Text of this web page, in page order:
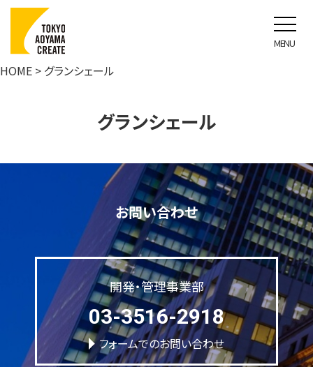
グランシェール
HOME > グランシェール
グランシェール
お問い合わせ
開発・管理事業部
03-3516-2918
フォームでのお問い合わせ